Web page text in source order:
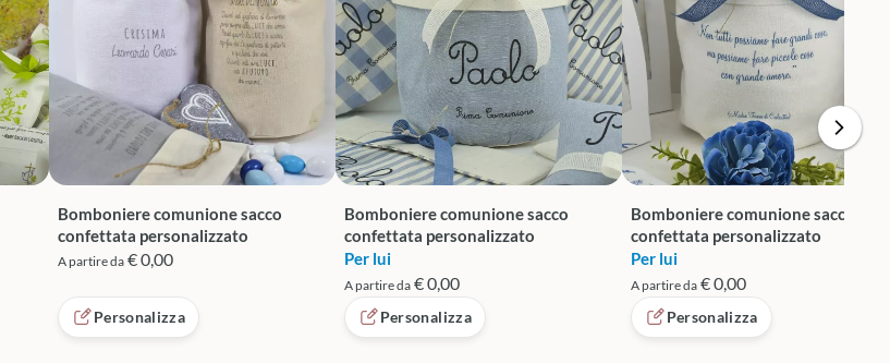
Bomboniere comunione sacco
confettata personalizzato
A partire da€ 0,00
Personalizza
Bomboniere comunione sacco
confettata personalizzato
Per lui
A partire da€ 0,00
Personalizza
Bomboniere comunione sacco
confettata personalizzato
Per lui
A partire da€ 0,00
Personalizza